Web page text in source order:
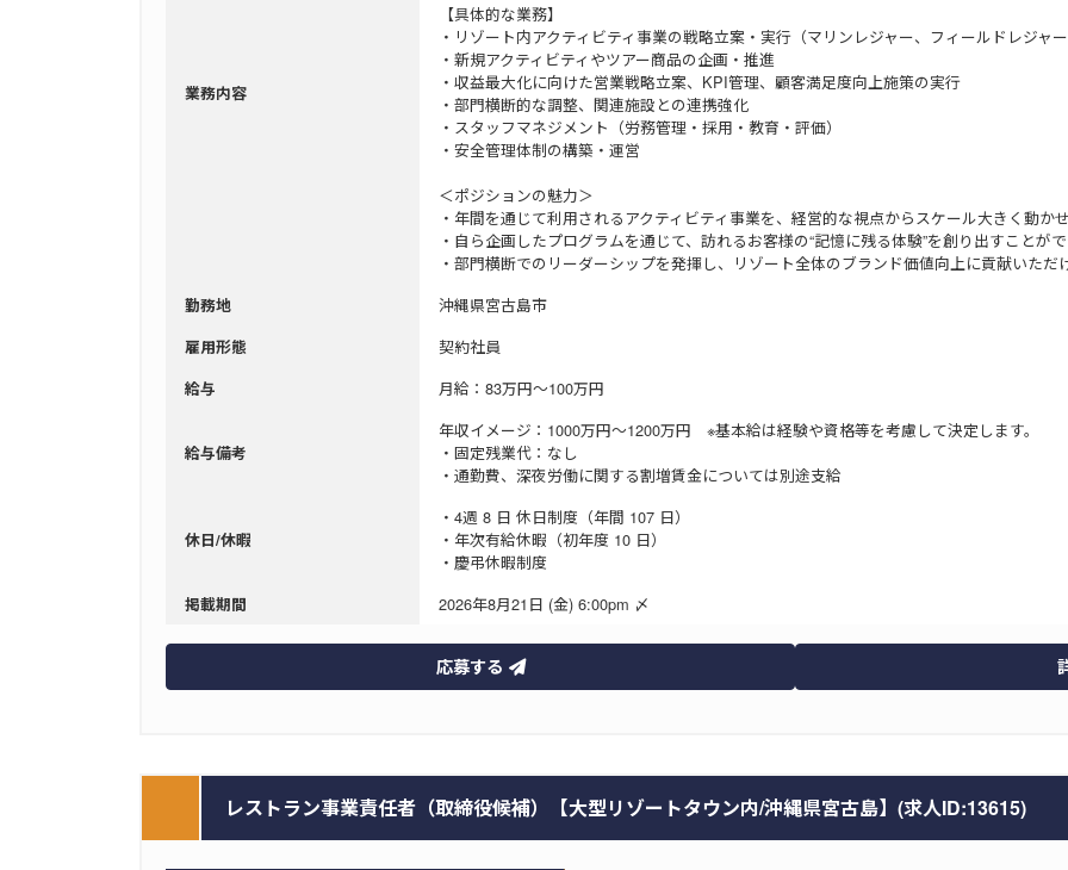
業務内容
【具体的な業務】
・リゾート内アクティビティ事業の戦略立案・実行（マリンレジャー、フィールドレジャ
・新規アクティビティやツアー商品の企画・推進
・収益最大化に向けた営業戦略立案、KPI管理、顧客満足度向上施策の実行
・部門横断的な調整、関連施設との連携強化
・スタッフマネジメント（労務管理・採用・教育・評価）
・安全管理体制の構築・運営
＜ポジションの魅力＞
・年間を通じて利用されるアクティビティ事業を、経営的な視点からスケール大きく動か
・自ら企画したプログラムを通じて、訪れるお客様の“記憶に残る体験”を創り出すことがで
・部門横断でのリーダーシップを発揮し、リゾート全体のブランド価値向上に貢献いただけ
勤務地 沖縄県宮古島市
雇用形態 契約社員
給与 月給：83万円～100万円
給与備考
年収イメージ：1000万円～1200万円 ※基本給は経験や資格等を考慮して決定します。
・固定残業代：なし
・通勤費、深夜労働に関する割増賃金については別途支給
休日/休暇
・4週 8 日 休日制度（年間 107 日）
・年次有給休暇（初年度 10 日）
・慶弔休暇制度
掲載期間 2026年8月21日 (金) 6:00pm 〆
応募する
レストラン事業責任者（取締役候補）【大型リゾートタウン内/沖縄県宮古島】(求人ID:13615)